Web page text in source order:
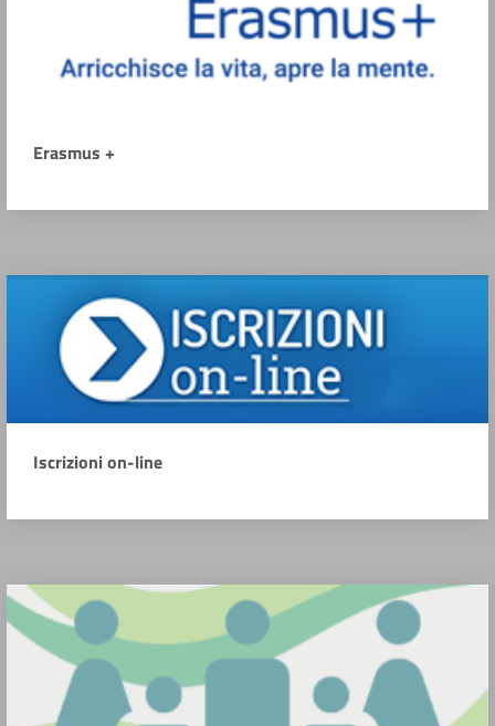
Erasmus +
Iscrizioni on-line